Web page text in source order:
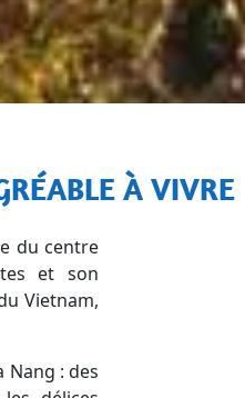
À VIVRE
du centre
et son
Vietnam,
Nang : des